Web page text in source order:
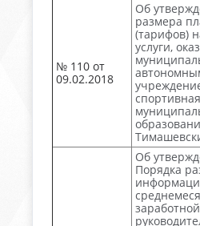
№ 110 от
09.02.2018
Об
размера
(тарифов)
услуги,
Об
Порядка